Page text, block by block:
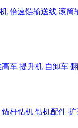
倍速链输送线 滚筒
高车 提升机 自卸车
锚杆钻机 钻机配件 扩